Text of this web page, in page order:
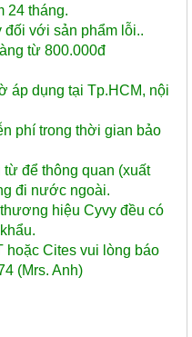
24 tháng.
với sản phẩm lỗi..
từ 800.000đ
áp dụng tại Tp.HCM, nội
phí trong thời gian bảo
để thông quan (xuất
đi nước ngoài.
hiệu Cyvy đều có
hoặc Cites vui lòng báo
(Mrs. Anh)